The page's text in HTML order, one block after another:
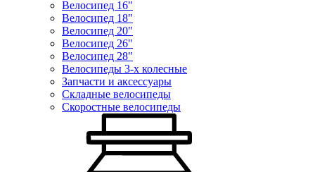
Велосипед 16"
Велосипед 18"
Велосипед 20"
Велосипед 26"
Велосипед 28"
Велосипеды 3-х колесные
Запчасти и аксессуары
Складные велосипеды
Скоростные велосипеды